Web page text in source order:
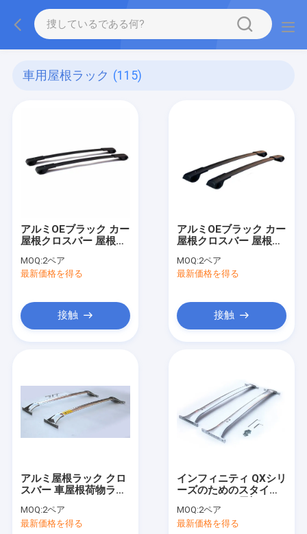
車用屋根ラック (115)
アルミOEブラック カー
屋根クロスバー 屋根ラ
2014+
MOQ:2ペア
最新価格を得る
接触
アルミOEブラック カー
屋根クロスバー 屋根ラ
2019+
MOQ:2ペア
最新価格を得る
接触
アルミ屋根ラック クロ
スバー 車屋根荷物ラッ
MOQ:2ペア
最新価格を得る
インフィニティ QXシリ
ーズのためのスタイリ
ククロスバー
MOQ:2ペア
最新価格を得る